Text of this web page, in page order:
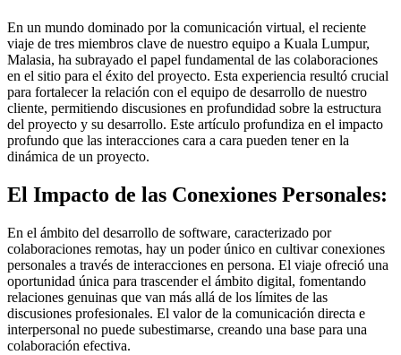
En un mundo dominado por la comunicación virtual, el reciente
viaje de tres miembros clave de nuestro equipo a Kuala Lumpur,
Malasia, ha subrayado el papel fundamental de las colaboraciones
en el sitio para el éxito del proyecto. Esta experiencia resultó crucial
para fortalecer la relación con el equipo de desarrollo de nuestro
cliente, permitiendo discusiones en profundidad sobre la estructura
del proyecto y su desarrollo. Este artículo profundiza en el impacto
profundo que las interacciones cara a cara pueden tener en la
dinámica de un proyecto.
El Impacto de las Conexiones Personales:
En el ámbito del desarrollo de software, caracterizado por
colaboraciones remotas, hay un poder único en cultivar conexiones
personales a través de interacciones en persona. El viaje ofreció una
oportunidad única para trascender el ámbito digital, fomentando
relaciones genuinas que van más allá de los límites de las
discusiones profesionales. El valor de la comunicación directa e
interpersonal no puede subestimarse, creando una base para una
colaboración efectiva.